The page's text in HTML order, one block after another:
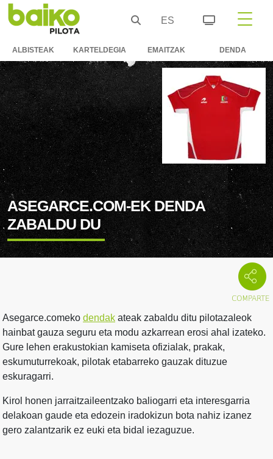
ES
ALBISTEAK KARTELDEGIA EMAITZAK DENDA
ASEGARCE.COM-EK DENDA
ZABALDU DU
Asegarce.comeko dendak ateak zabaldu ditu pilotazaleok
hainbat gauza seguru eta modu azkarrean erosi ahal izateko.
Gure lehen erakustokian kamiseta ofizialak, prakak,
eskumuturrekoak, pilotak etabarreko gauzak dituzue
eskuragarri.
Kirol honen jarraitzaileentzako baliogarri eta interesgarria
delakoan gaude eta edozein iradokizun bota nahiz izanez
gero zalantzarik ez euki eta bidal iezaguzue.